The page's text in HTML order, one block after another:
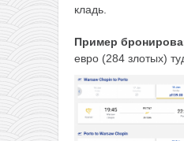
кладь.
Пример
евро (284 злотых)